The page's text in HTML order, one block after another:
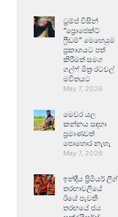
ට්‍රම්ප් විසින්
“ප්‍රොජෙක්ට්
ෆ්‍රීඩම්” මෙහෙයුම
ප්‍රකාශයට පත්
කිරීමත් සමග
ගල්ෆ් මිත්‍ර රටවල්
මවිතයට
May 7, 2026
මෙවර යල
කන්නය සඳහා
ප්‍රමාණවත්
පොහොර නැහැ
May 7, 2026
ඉන්දීය ප්‍රිමියර් ලීග්
තරඟාවලියේ
ඊයේ පැවති
තරඟයේ ජය